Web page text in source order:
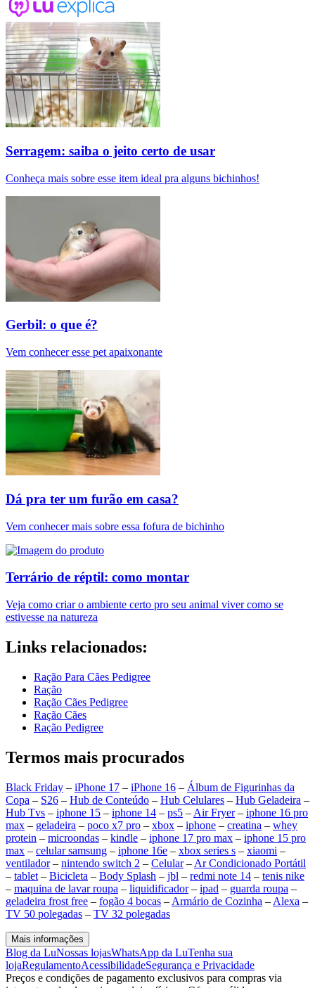
Serragem: saiba o jeito certo de usar
Conheça mais sobre esse item ideal pra alguns bichinhos!
Gerbil: o que é?
Vem conhecer esse pet apaixonante
Dá pra ter um furão em casa?
Vem conhecer mais sobre essa fofura de bichinho
Terrário de réptil: como montar
Veja como criar o ambiente certo pro seu animal viver como se
estivesse na natureza
Links relacionados:
Ração Para Cães Pedigree
Ração
Ração Cães Pedigree
Ração Cães
Ração Pedigree
Termos mais procurados
Black Friday – iPhone 17 – iPhone 16 – Álbum de Figurinhas da
Copa – S26 – Hub de Conteúdo – Hub Celulares – Hub Geladeira –
Hub Tvs – iphone 15 – iphone 14 – ps5 – Air Fryer– iphone 16 pro
max – geladeira – poco x7 pro – xbox – iphone – creatina – whey
protein – microondas – kindle – iphone 17 pro max – iphone 15 pro
max – celular samsung – iphone 16e – xbox series s – xiaomi –
ventilador– nintendo switch 2 – Celular– Ar Condicionado Portátil
– tablet – Bicicleta – Body Splash – jbl – redmi note 14 – tenis nike
– maquina de lavar roupa – liquidificador– ipad – guarda roupa –
geladeira frost free – fogão 4 bocas – Armário de Cozinha – Alexa –
TV 50 polegadas – TV 32 polegadas
Mais informações
Blog da LuNossas lojasWhatsApp da LuTenha sua
lojaRegulamentoAcessibilidadeSegurança e Privacidade
Preços e condições de pagamento exclusivos para compras via